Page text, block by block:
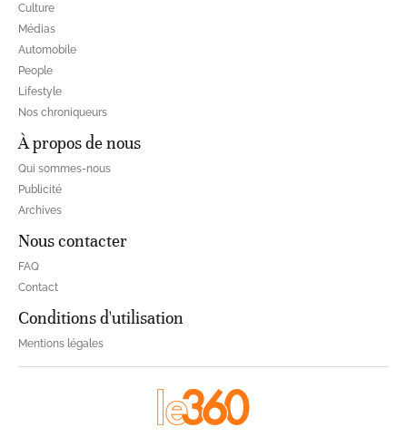
Culture
Médias
Automobile
People
Lifestyle
Nos chroniqueurs
À propos de nous
Qui sommes-nous
Publicité
Archives
Nous contacter
FAQ
Contact
Conditions d'utilisation
Mentions légales